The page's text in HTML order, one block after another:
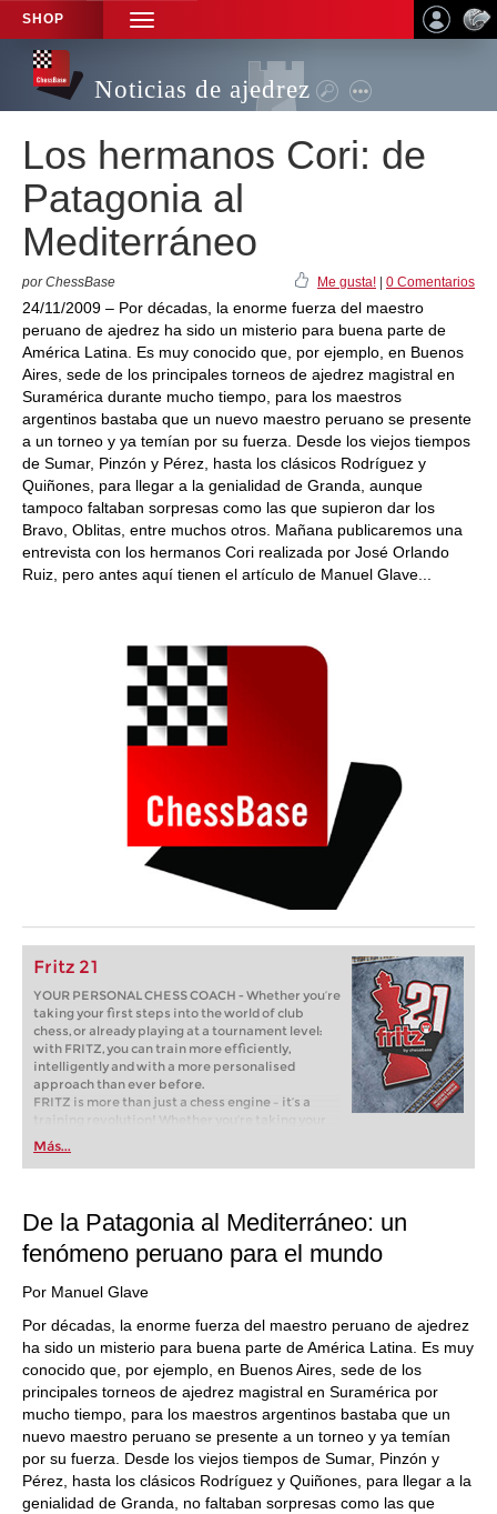
SHOP
TOGGLE
NAVIGATION
Noticias de ajedrez
Los hermanos Cori: de
Patagonia al
Mediterráneo
por ChessBase Me gusta! 0 Comentarios
24/11/2009 – Por décadas, la enorme fuerza del maestro
peruano de ajedrez ha sido un misterio para buena parte de
América Latina. Es muy conocido que, por ejemplo, en Buenos
Aires, sede de los principales torneos de ajedrez magistral en
Suramérica durante mucho tiempo, para los maestros
argentinos bastaba que un nuevo maestro peruano se presente
a un torneo y ya temían por su fuerza. Desde los viejos tiempos
de Sumar, Pinzón y Pérez, hasta los clásicos Rodríguez y
Quiñones, para llegar a la genialidad de Granda, aunque
tampoco faltaban sorpresas como las que supieron dar los
Bravo, Oblitas, entre muchos otros. Mañana publicaremos una
entrevista con los hermanos Cori realizada por José Orlando
Ruiz, pero antes aquí tienen el artículo de Manuel Glave...
Fritz 21
YOUR PERSONAL CHESS COACH - Whether you’re
taking your first steps into the world of club
chess, or already playing at a tournament level:
with FRITZ, you can train more efficiently,
intelligently and with a more personalised
approach than ever before.
FRITZ is more than just a chess engine – it’s a
training revolution! Whether you’re taking your
first steps into the world of club chess, or already
playing at a tournament level: with FRITZ, you can
train more efficiently, intelligently and with a
Más...
De la Patagonia al Mediterráneo: un
fenómeno peruano para el mundo
Por Manuel Glave
Por décadas, la enorme fuerza del maestro peruano de ajedrez
ha sido un misterio para buena parte de América Latina. Es muy
conocido que, por ejemplo, en Buenos Aires, sede de los
principales torneos de ajedrez magistral en Suramérica por
mucho tiempo, para los maestros argentinos bastaba que un
nuevo maestro peruano se presente a un torneo y ya temían
por su fuerza. Desde los viejos tiempos de Sumar, Pinzón y
Pérez, hasta los clásicos Rodríguez y Quiñones, para llegar a la
genialidad de Granda, no faltaban sorpresas como las que